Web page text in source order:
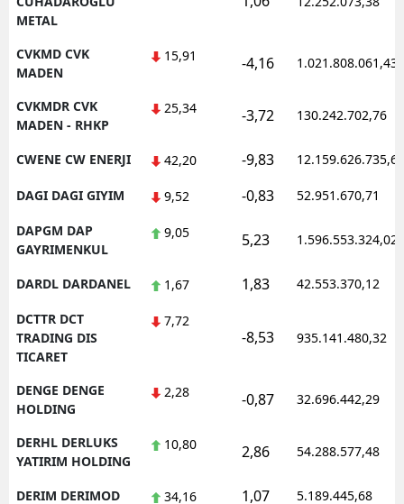
METAL
CVKMD CVK
MADEN
15,91 -4,16 1.021.808.061,43
CVKMDR CVK
MADEN - RHKP
25,34 -3,72 130.242.702,76
CWENE CW ENERJI 42,20 -9,83 12.159.626.735,62
DAGI DAGI GIYIM 9,52 -0,83 52.951.670,71
DAPGM DAP
GAYRIMENKUL
9,05 5,23 1.596.553.324,02
DARDL DARDANEL 1,67 1,83 42.553.370,12
DCTTR DCT
TRADING DIS
TICARET
7,72
-8,53 935.141.480,32
DENGE DENGE
HOLDING
2,28 -0,87 32.696.442,29
DERHL DERLUKS
YATIRIM HOLDING
10,80 2,86 54.288.577,48
DERIM DERIMOD 34,16 1,07 5.189.445,68